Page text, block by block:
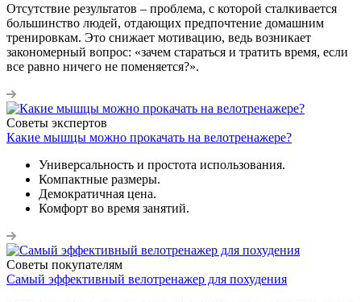
Отсутствие результатов – проблема, с которой сталкивается
большинство людей, отдающих предпочтение домашним
тренировкам. Это снижает мотивацию, ведь возникает
закономерный вопрос: «зачем стараться и тратить время, если
все равно ничего не поменяется?».
Советы экспертов
Какие мышцы можно прокачать на велотренажере?
Универсальность и простота использования.
Компактные размеры.
Демократичная цена.
Комфорт во время занятий.
Советы покупателям
Самый эффективный велотренажер для похудения